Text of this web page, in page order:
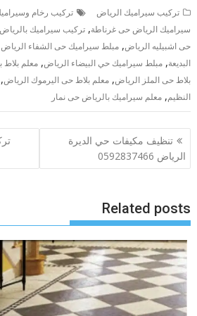
تركيب سيراميك الرياض تركيب رخام
سيراميك الرياض حى غرناطة,تركيب سيراميك
حى اشبيليه الرياض,مبلط سيراميك حى الشفاء الرياض
البديعة,مبلط سيراميك حي البيضاء الرياض,معلم
بلاط حى الملز الرياض,معلم بلاط حى اليرموك الرياض
النظيم,معلم سيراميك بالرياض حى نمار
تصفّح
المقالات
تنظيف مكيفات حي الديرة
الرياض 0592837466
Related posts